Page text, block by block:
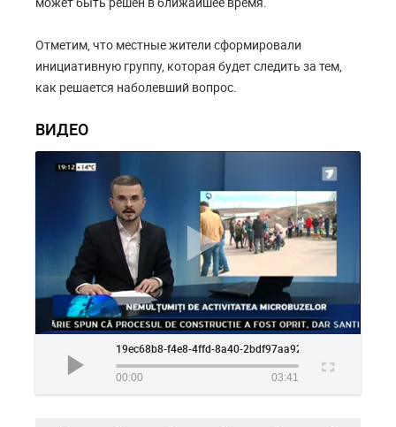
Отметим, что местные жители сформировали
инициативную группу, которая будет следить за тем,
как решается наболевший вопрос.
ВИДЕО
19ec68b8-f4e8-4ffd-8a40-2bdf97aa9223
00:00 03:41